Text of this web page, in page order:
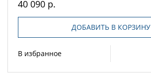
40 090 р.
ДОБАВИТЬ В КОРЗИНУ
В избранное